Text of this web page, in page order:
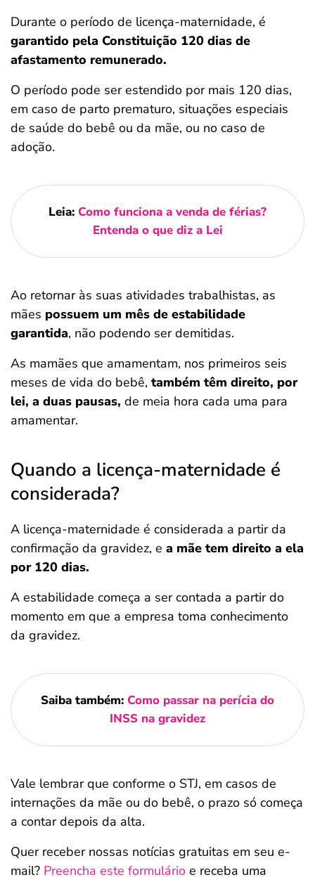
Durante o período de licença-maternidade, é
garantido pela Constituição 120 dias de
afastamento remunerado.
O período pode ser estendido por mais 120 dias,
em caso de parto prematuro, situações especiais
de saúde do bebê ou da mãe, ou no caso de
adoção.
Leia: Como funciona a venda de férias?
Entenda o que diz a Lei
Ao retornar às suas atividades trabalhistas, as
mães possuem um mês de estabilidade
garantida, não podendo ser demitidas.
As mamães que amamentam, nos primeiros seis
meses de vida do bebê, também têm direito, por
lei, a duas pausas, de meia hora cada uma para
amamentar.
Quando a licença-maternidade é
considerada?
A licença-maternidade é considerada a partir da
confirmação da gravidez, e a mãe tem direito a ela
por 120 dias.
A estabilidade começa a ser contada a partir do
momento em que a empresa toma conhecimento
da gravidez.
Saiba também: Como passar na perícia do
INSS na gravidez
Vale lembrar que conforme o STJ, em casos de
internações da mãe ou do bebê, o prazo só começa
a contar depois da alta.
Quer receber nossas notícias gratuitas em seu e-
mail? Preencha este formulário e receba uma